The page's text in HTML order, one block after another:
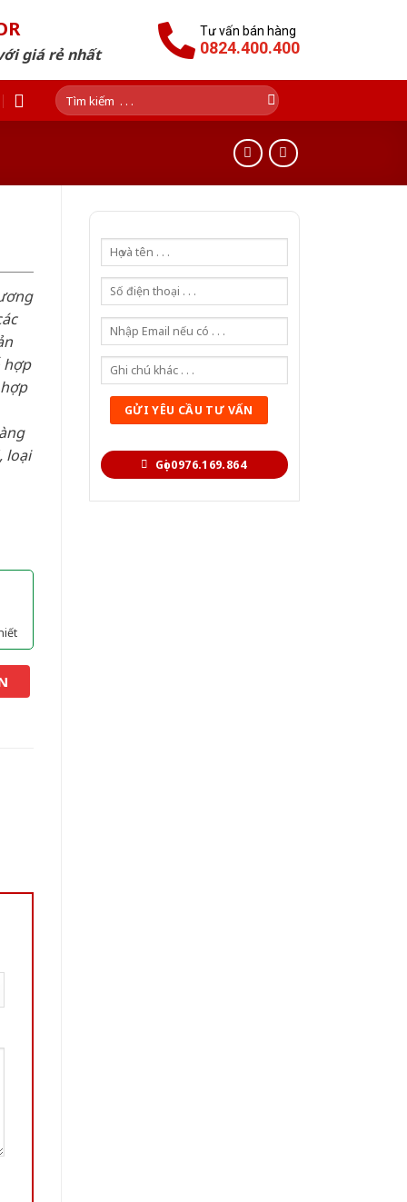
giá rẻ nhất
Tư vấn bán hàng
0824.400.400
Tìm
kiếm:
Gọi 0976.169.864
hợp
loại